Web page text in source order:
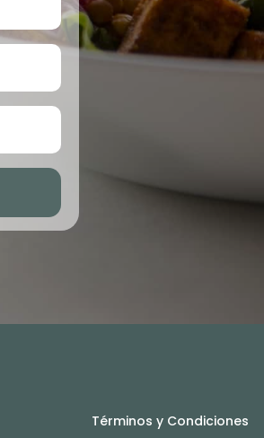
Términos y Condiciones